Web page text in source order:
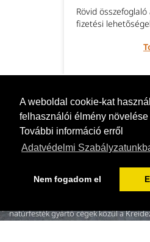
A weboldal cookie-kat
felhasználói élmény növelése
További információ erről
Adatvédelmi
Nem fogadom el
Rövid
fizetési
A naturillo.hu mögött egy kis családi
gyerekek) tevékenykedik. 2000-ben
felújításakor nem találtunk
magyar piacon. A neten fellelt és
natúrfesték gyártó cégek közül a
leginkább hitelesnek.